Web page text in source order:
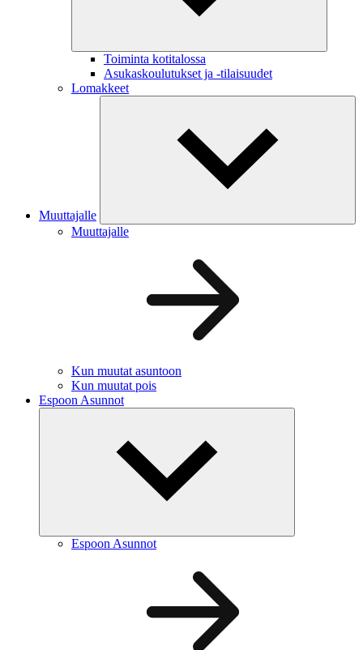
Toiminta kotitalossa
Asukaskoulutukset ja -tilaisuudet
Lomakkeet
Muuttajalle
Muuttajalle
Kun muutat asuntoon
Kun muutat pois
Espoon Asunnot
Espoon Asunnot